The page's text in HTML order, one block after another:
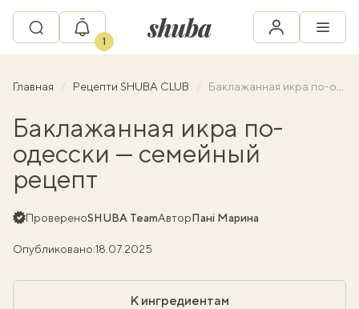
1
Главная Рецепти SHUBA CLUB Баклажанная икра по-одесски — семейный рецепт
Баклажанная икра по-
одесски — семейный
рецепт
ПровереноSHUBA TeamАвторПані Марина
Опубликовано:18.07.2025
К ингредиентам